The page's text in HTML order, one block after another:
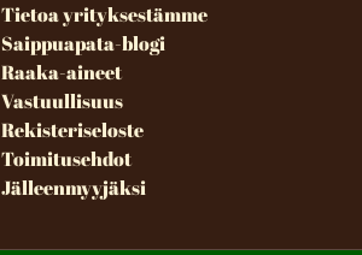
Tietoa yrityksestämme
Saippuapata-blogi
Raaka-aineet
Vastuullisuus
Rekisteriseloste
Toimitusehdot
Jälleenmyyjäksi